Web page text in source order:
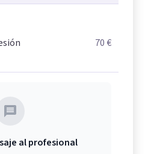
70 €
al profesional